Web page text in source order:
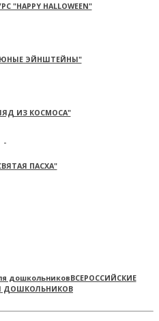
"HAPPY HALLOWEEN"
ЭЙНШТЕЙНЫ"
ИЗ КОСМОСА"
ПАСХА"
ВСЕРОССИЙСКИЕ
ДОШКОЛЬНИКОВ